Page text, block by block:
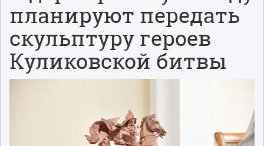
планируют передать
скульптуру героев
Куликовской битвы